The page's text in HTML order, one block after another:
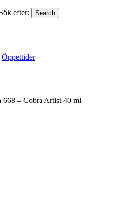
Sök efter:
Search
Öppettider
668 – Cobra Artist 40 ml